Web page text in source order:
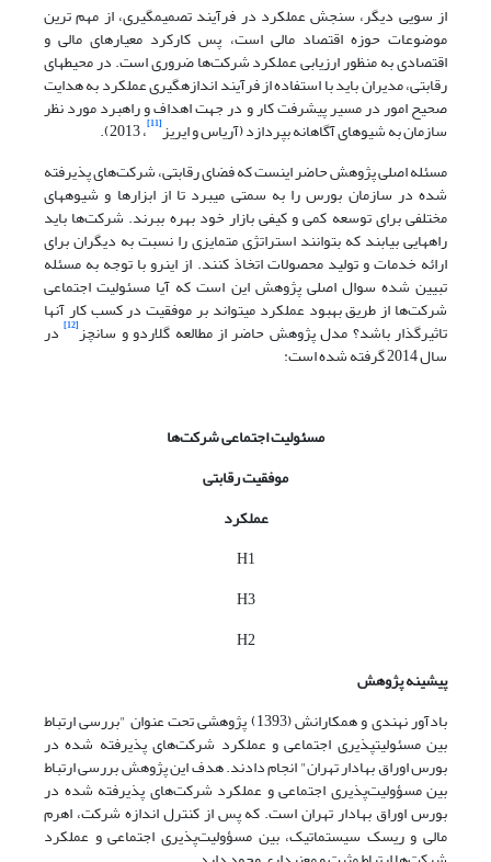
از سویی دیگر، سنجش عملکرد در فرآیند تصمیم­گیری، از مهم ترین
موضوعات حوزه اقتصاد مالی است، پس کارکرد معیارهای مالی و
اقتصادی به منظور ارزیابی عملکرد شرکت‌ها ضروری است. در محیط­های
رقابتی، مدیران باید با استفاده از فرآیند اندازه­گیری عملکرد به هدایت
صحیح امور در مسیر پیشرفت کار و در جهت اهداف و راهبرد مورد نظر
سازمان به شیوه­ای آگاهانه بپردازد (آریاس و ایریز[11]
، 2013).
مسئله اصلی پژوهش حاضر اینست که فضای رقابتی، شرکت‌های پذیرفته
شده در سازمان بورس را به سمتی می­برد تا از ابزارها و شیوه­های
مختلفی برای توسعه کمی و کیفی بازار خود بهره ببرند. شرکت‌ها باید
راه­هایی بیابند که بتوانند استراتژی متمایزی را نسبت به دیگران برای
ارائه خدمات و تولید محصولات اتخاذ کنند. از این­رو با توجه به مسئله
تبیین شده سوال اصلی پژوهش این است که آیا مسئولیت اجتماعی
شرکت‌ها از طریق بهبود عملکرد می­تواند بر موفقیت در کسب کار آنها
تاثیرگذار باشد؟ مدل پژوهش حاضر از مطالعه گلاردو و سانچز[12] در
سال 2014 گرفته شده است:
مسئولیت اجتماعیشرکت‌ها
موفقیت رقابتی
عملکرد
H1
H3
H2
پیشینه پژوهش
بادآور نهندی و همکارانش (1393) پژوهشی تحت عنوان "بررسی ارتباط
بین مسئولیت­پذیری اجتماعی و عملکرد شرکت‌های پذیرفته شده در
بورس اوراق بهادار تهران" انجام دادند. هدف این پژوهش بررسی ارتباط
بین مسؤولیت‌پذیری اجتماعی و عملکرد شرکت‌های پذیرفته شده در
بورس اوراق بهادار تهران است. که پس از کنترل اندازه شرکت، اهرم
مالی و ریسک سیستماتیک، بین مسؤولیت‌پذیری اجتماعی و عملکرد